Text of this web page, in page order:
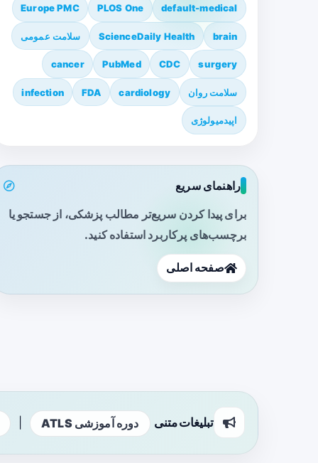
default-medical
PLOS One
Europe PMC
brain
ScienceDaily Health سلامت عمومی
surgery
CDC
PubMed
cancer
سلامت روان cardiology
FDA
infection
اپیدمیولوژی
راهنمای سریع
برای پیدا کردن سریع‌تر مطالب پزشکی، از جستجو یا
برچسب‌های پرکاربرد استفاده کنید.
صفحه اصلی
تبلیغات متنی دوره آموزشی ATLS